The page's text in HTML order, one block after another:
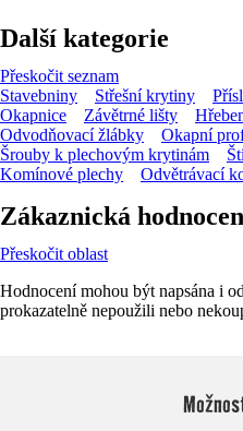
Další kategorie
Přeskočit seznam
Stavebniny
Střešní krytiny
Okapnice
Závětrné lišty
Odvodňovací žlábky
Okapní
Šrouby k plechovým krytinám
Komínové plechy
Odvětrávací
Zákaznická
Přeskočit oblast
Hodnocení mohou být napsána i
prokazatelně nepoužili nebo